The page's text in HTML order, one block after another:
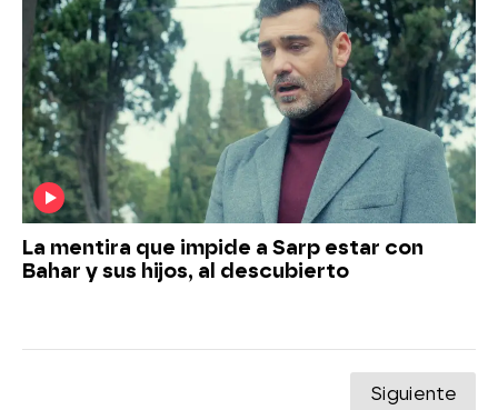
La mentira que impide a Sarp estar con
Bahar y sus hijos, al descubierto
Siguiente